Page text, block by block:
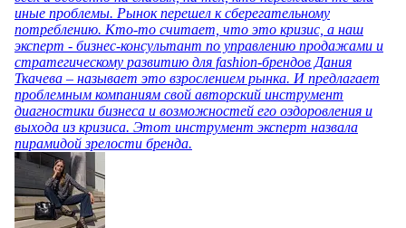
иные проблемы. Рынок перешел к сберегательному
потреблению. Кто-то считает, что это кризис, а наш
эксперт - бизнес-консультант по управлению продажами и
стратегическому развитию для fashion-брендов Дания
Ткачева – называет это взрослением рынка. И предлагает
проблемным компаниям свой авторский инструмент
диагностики бизнеса и возможностей его оздоровления и
выхода из кризиса. Этот инструмент эксперт назвала
пирамидой зрелости бренда.